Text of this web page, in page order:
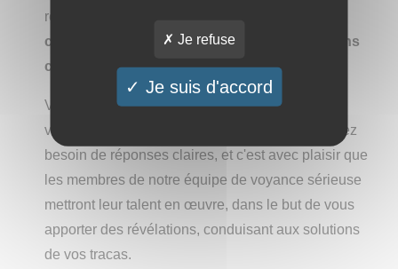
renseigner, appelez vite au 0892 22 20 22.
consultation de voyance est immédiate et sans
cb
Vous pourrez ainsi poser toutes vos questions à
votre voyante ou voyant par téléphone. Vous avez
besoin de réponses claires, et c'est avec plaisir que
les membres de notre équipe de voyance sérieuse
mettront leur talent en œuvre, dans le but de vous
apporter des révélations, conduisant aux solutions
de vos tracas.
Je refuse
Je suis d'accord